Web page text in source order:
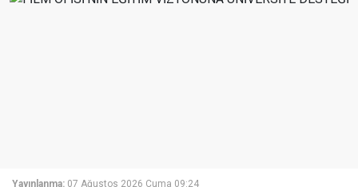
Yayınlanma: 07 Ağustos 2026 Cuma 09:24